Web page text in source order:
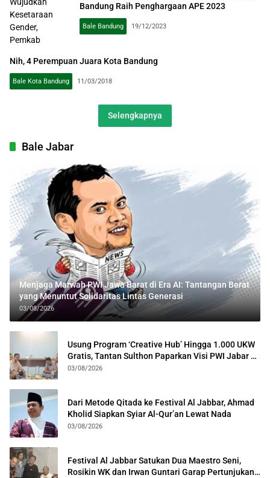
Bandung Raih Penghargaan APE 2023
Bale Bandung 19/12/2023
Nih, 4 Perempuan Juara Kota Bandung
Bale Kota Bandung 11/03/2018
Selengkapnya
Bale Jabar
Menjaga Marwah PWI Jawa Barat di Era AI: Tantangan Berat
yang Menuntut Solidaritas Lintas Generasi
03/08/2026
Usung Program ‘Creative Hub’ Hingga 1.000 UKW
Gratis, Tantan Sulthon Paparkan Visi PWI Jabar di
Kota Bogor
03/08/2026
Dari Metode Qitada ke Festival Al Jabbar, Ahmad
Kholid Siapkan Syiar Al-Qur’an Lewat Nada
03/08/2026
Festival Al Jabbar Satukan Dua Maestro Seni,
Rosikin WK dan Irwan Guntari Garap Pertunjukan